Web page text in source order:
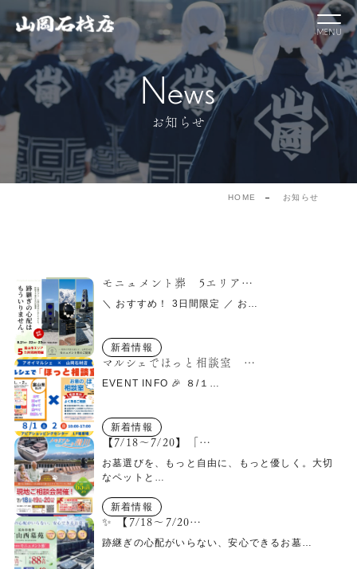
News
お知らせ
HOME お知らせ
モニュメント葬 5エリア…
＼ おすすめ！ 3日間限定 ／ お…
新着情報
マルシェでほっと相談室 …
EVENT INFO 🎉 ８/１…
新着情報
【7/18〜7/20】「…
お墓選びを、もっと自由に、もっと優しく。大切
なペットと…
新着情報
✨ 【7/18〜7/20…
跡継ぎの心配がいらない、安心できるお墓…